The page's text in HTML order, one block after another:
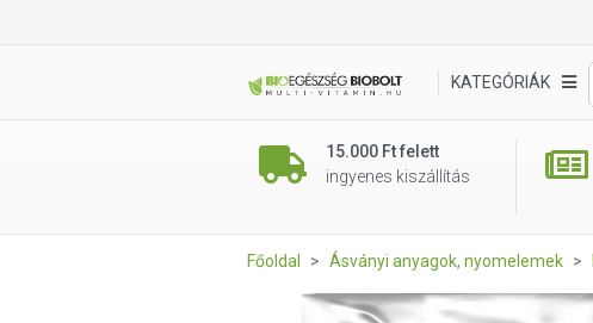
KATEGÓRIÁK
15.000 Ft felett
ingyenes kiszállítás
Főoldal Ásványi anyagok, nyomelemek